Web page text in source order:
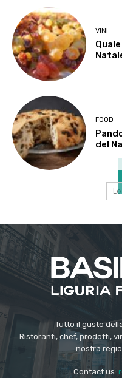
VINI
FOOD
del
Tutto il gusto
Ristoranti, chef, prodotti,
nostra
Contact us: